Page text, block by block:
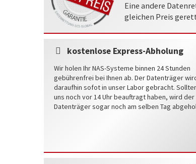
Eine andere
gleichen Preis
kostenlose Express-Abholung
Wir holen Ihr NAS-Systeme binnen 24 Stunden
gebührenfrei bei Ihnen ab. Der Datenträger
daraufhin sofot in unser Labor gebracht.
uns noch vor 14 Uhr beauftragt haben, wird der
Datenträger sogar noch am selben Tag